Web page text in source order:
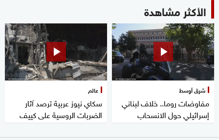
الأكثر مشاهدة
شرق أوسط
مفاوضات روما.. خلاف لبناني
إسرائيلي حول الانسحاب
عالم
سكاي نيوز عربية ترصد آثار
الضربات الروسية على كييف